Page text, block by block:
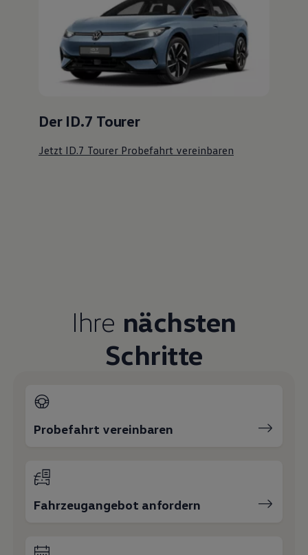
Ihrenächsten
Schritte
Probefahrt vereinbaren
Serviceanfrage stellen
Ihre Ansprechpartner
bei Siegfried